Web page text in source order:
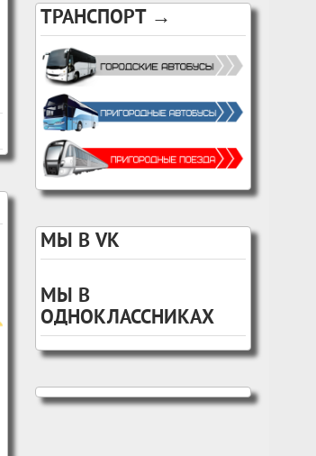
ТРАНСПОРТ →
МЫ В VK
МЫ В
ОДНОКЛАССНИКАХ